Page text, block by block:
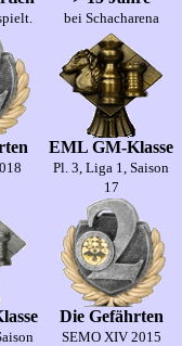
bei Schacharena
EML GM-Klasse
Pl. 3, Liga 1, Saison
17
Die Gefährten
SEMO XIV 2015